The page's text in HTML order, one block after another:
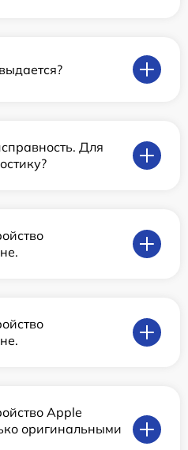
Для
Apple
оригинальными